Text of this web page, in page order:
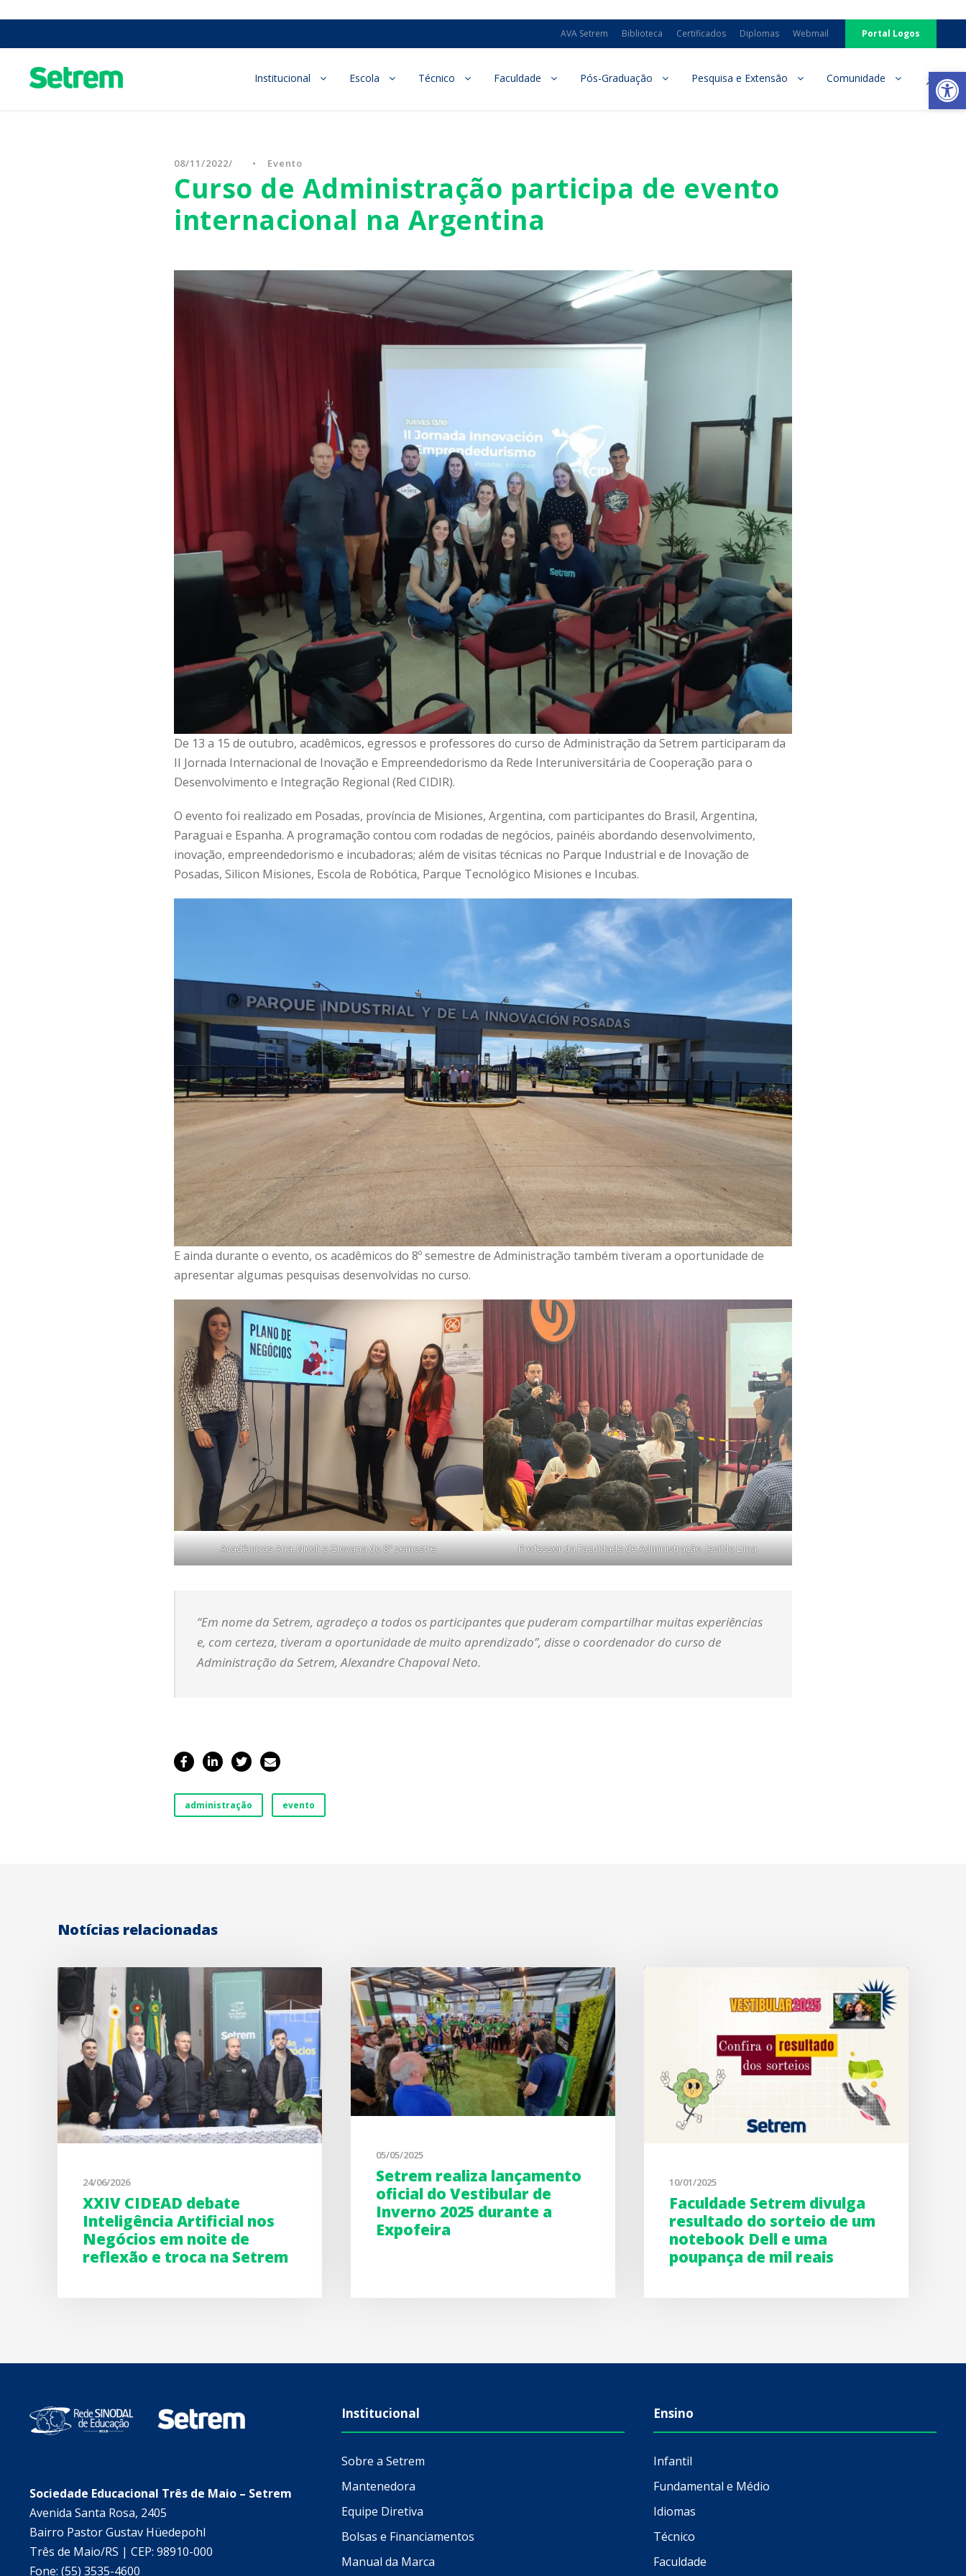
AVA Setrem Biblioteca Certificados Diplomas Webmail Portal Logos
Institucional Escola Técnico Faculdade Pós-Graduação Pesquisa e Extensão Comunidade
08/11/2022 • Evento
Curso de Administração participa de evento
internacional na Argentina
De 13 a 15 de outubro, acadêmicos, egressos e professores do curso de Administração da Setrem participaram da
II Jornada Internacional de Inovação e Empreendedorismo da Rede Interuniversitária de Cooperação para o
Desenvolvimento e Integração Regional (Red CIDIR).
O evento foi realizado em Posadas, província de Misiones, Argentina, com participantes do Brasil, Argentina,
Paraguai e Espanha. A programação contou com rodadas de negócios, painéis abordando desenvolvimento,
inovação, empreendedorismo e incubadoras; além de visitas técnicas no Parque Industrial e de Inovação de
Posadas, Silicon Misiones, Escola de Robótica, Parque Tecnológico Misiones e Incubas.
E ainda durante o evento, os acadêmicos do 8º semestre de Administração também tiveram a oportunidade de
apresentar algumas pesquisas desenvolvidas no curso.
Acadêmicas Ana, Nicoli e Giovana do 8° semestre Professor da Faculdade de Administração, Jesildo Lima
“Em nome da Setrem, agradeço a todos os participantes que puderam compartilhar muitas experiências
e, com certeza, tiveram a oportunidade de muito aprendizado”, disse o coordenador do curso de
Administração da Setrem, Alexandre Chapoval Neto.
administração evento
Notícias relacionadas
24/06/2026
XXIV CIDEAD debate
Inteligência Artificial nos
Negócios em noite de
reflexão e troca na Setrem
05/05/2025
Setrem realiza lançamento
oficial do Vestibular de
Inverno 2025 durante a
Expofeira
10/01/2025
Faculdade Setrem divulga
resultado do sorteio de um
notebook Dell e uma
poupança de mil reais
Sociedade Educacional Três de Maio – Setrem
Avenida Santa Rosa, 2405
Bairro Pastor Gustav Hüedepohl
Três de Maio/RS | CEP: 98910-000
Fone: (55) 3535-4600
Institucional
Sobre a Setrem
Mantenedora
Equipe Diretiva
Bolsas e Financiamentos
Manual da Marca
Ensino
Infantil
Fundamental e Médio
Idiomas
Técnico
Faculdade